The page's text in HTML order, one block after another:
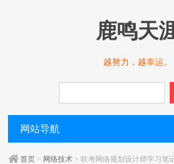
鹿鸣天
越努力，越幸运。
网站导航
首页 > 网络技术 > 软考网络规划设计师学习笔